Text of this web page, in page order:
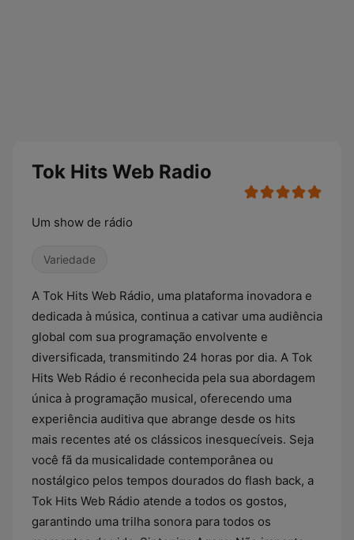
Tok Hits Web Radio
Um show de rádio
Variedade
A Tok Hits Web Rádio, uma plataforma inovadora e
dedicada à música, continua a cativar uma audiência
global com sua programação envolvente e
diversificada, transmitindo 24 horas por dia. A Tok
Hits Web Rádio é reconhecida pela sua abordagem
única à programação musical, oferecendo uma
experiência auditiva que abrange desde os hits
mais recentes até os clássicos inesquecíveis. Seja
você fã da musicalidade contemporânea ou
nostálgico pelos tempos dourados do flash back, a
Tok Hits Web Rádio atende a todos os gostos,
garantindo uma trilha sonora para todos os